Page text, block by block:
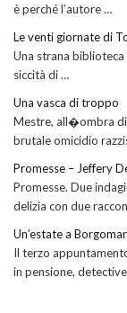
è perché l’autore …
Le venti giornate di
Una strana
siccità di …
Una vasca di troppo
Mestre, all�ombra di
brutale omicidio
Promesse – Jeffery
Promesse. Due
delizia con due
Un’estate a
Il terzo
in pensione,